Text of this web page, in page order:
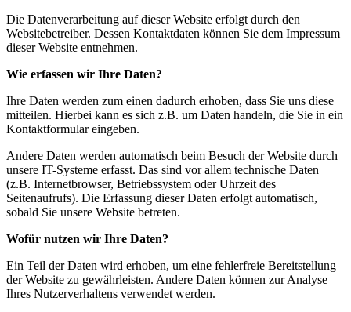
Die Datenverarbeitung auf dieser Website erfolgt durch den
Websitebetreiber. Dessen Kontaktdaten können Sie dem Impressum
dieser Website entnehmen.
Wie erfassen wir Ihre Daten?
Ihre Daten werden zum einen dadurch erhoben, dass Sie uns diese
mitteilen. Hierbei kann es sich z.B. um Daten handeln, die Sie in ein
Kontaktformular eingeben.
Andere Daten werden automatisch beim Besuch der Website durch
unsere IT-Systeme erfasst. Das sind vor allem technische Daten
(z.B. Internetbrowser, Betriebssystem oder Uhrzeit des
Seitenaufrufs). Die Erfassung dieser Daten erfolgt automatisch,
sobald Sie unsere Website betreten.
Wofür nutzen wir Ihre Daten?
Ein Teil der Daten wird erhoben, um eine fehlerfreie Bereitstellung
der Website zu gewährleisten. Andere Daten können zur Analyse
Ihres Nutzerverhaltens verwendet werden.